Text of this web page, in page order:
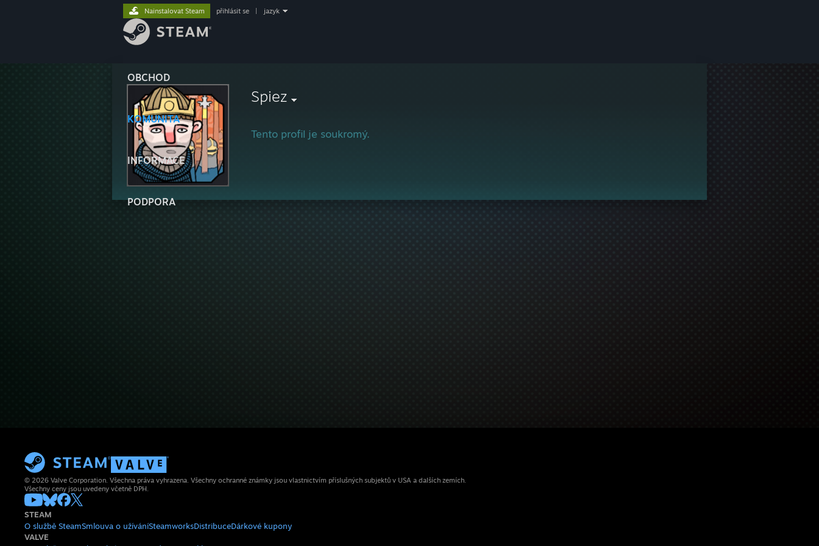
OBCHOD
KOMUNITA
INFORMACE
PODPORA
Nainstalovat Steam přihlásit se jazyk
Spiez
Tento profil je soukromý.
© 2026 Valve Corporation. Všechna práva vyhrazena. Všechny ochranné známky jsou vlastnictvím příslušných subjektů v USA a dalších zemích.
Všechny ceny jsou uvedeny včetně DPH.
STEAM
O službě SteamSmlouva o užíváníSteamworksDistribuceDárkové kupony
VALVE